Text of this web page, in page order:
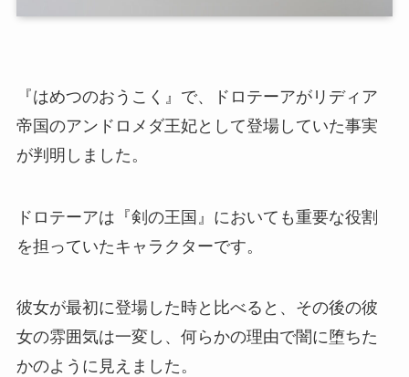
『はめつのおうこく』で、ドロテーアがリディア
帝国のアンドロメダ王妃として登場していた事実
が判明しました。
ドロテーアは『剣の王国』においても重要な役割
を担っていたキャラクターです。
彼女が最初に登場した時と比べると、その後の彼
女の雰囲気は一変し、何らかの理由で闇に堕ちた
かのように見えました。